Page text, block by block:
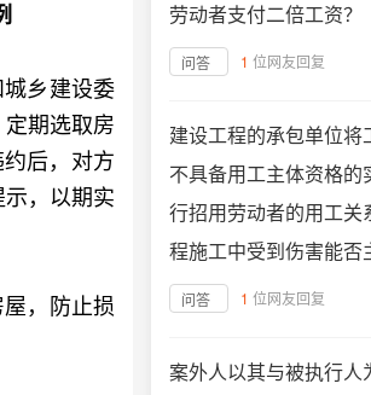
乡建设委
期选取房
后，对方
，以期实
，防止损
劳动者支付二倍工资？
问答 1 位网友回复
建设工程的承包单位
不具备用工主体资格
行招用劳动者的用工
程施工中受到伤害能否
问答 1 位网友回复
案外人以其与被执行